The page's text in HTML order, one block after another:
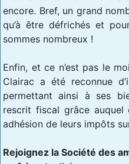
encore. Bref, un grand
qu’à être défrichés et
sommes nombreux !
Enfin, et ce n’est pas le
Clairac a été reconnue
permettant ainsi à ses
rescrit fiscal grâce
adhésion de leurs impôts
Rejoignez la Société des